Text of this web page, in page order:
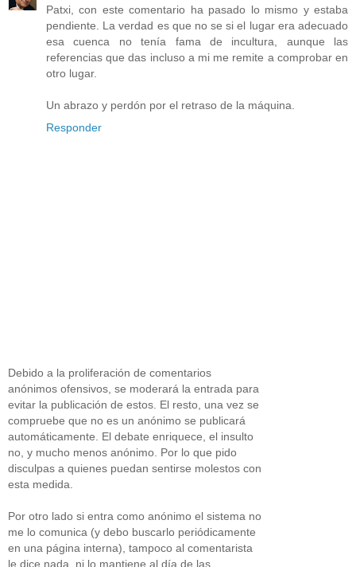
Patxi, con este comentario ha pasado lo mismo y estaba
pendiente. La verdad es que no se si el lugar era adecuado
esa cuenca no tenía fama de incultura, aunque las
referencias que das incluso a mi me remite a comprobar en
otro lugar.
Un abrazo y perdón por el retraso de la máquina.
Responder
Debido a la proliferación de comentarios
anónimos ofensivos, se moderará la entrada para
evitar la publicación de estos. El resto, una vez se
compruebe que no es un anónimo se publicará
automáticamente. El debate enriquece, el insulto
no, y mucho menos anónimo. Por lo que pido
disculpas a quienes puedan sentirse molestos con
esta medida.
Por otro lado si entra como anónimo el sistema no
me lo comunica (y debo buscarlo periódicamente
en una página interna), tampoco al comentarista
le dice nada, ni lo mantiene al día de las